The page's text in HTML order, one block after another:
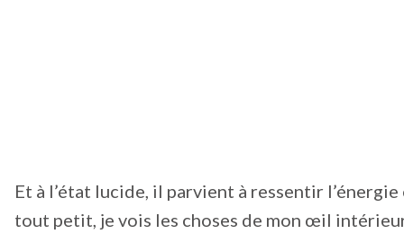
Et à l’état lucide, il parvient à ressentir
tout petit, je vois les choses de mon œil